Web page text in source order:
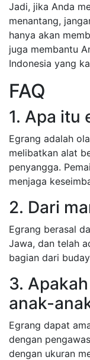
Jadi, jika Anda
menantang,
hanya akan
juga membantu
Indonesia yang
FAQ
1. Apa itu
Egrang adalah
melibatkan alat
penyangga.
menjaga
2. Dari
Egrang berasal
Jawa, dan telah
bagian dari
3.
anak-
Egrang dapat
dengan
dengan ukuran